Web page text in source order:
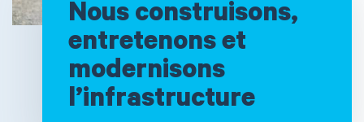
Nous construisons,
entretenons et
modernisons
l’infrastructure